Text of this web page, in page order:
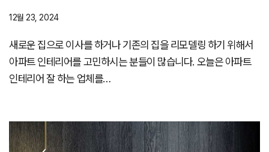
12월 23, 2024
새로운 집으로 이사를 하거나 기존의 집을 리모델링 하기 위해서
아파트 인테리어를 고민하시는 분들이 많습니다. 오늘은 아파트
인테리어 잘 하는 업체를…